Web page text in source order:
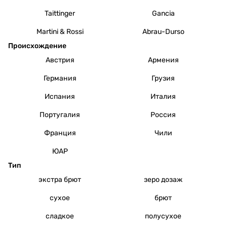
Taittinger Gancia
Martini & Rossi
Abrau-Durso
Происхождение
Австрия
Армения
Германия Грузия
Испания Италия
Португалия Россия
Франция Чили
ЮАР
Тип
экстра брют
зеро дозаж
сухое брют
сладкое полусухое